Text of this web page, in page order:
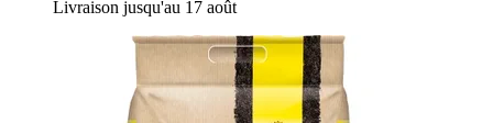
Livraison jusqu'au 17 août